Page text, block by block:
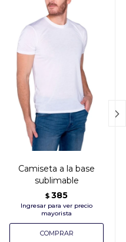
Camiseta a la base
sublimable
$ 385
